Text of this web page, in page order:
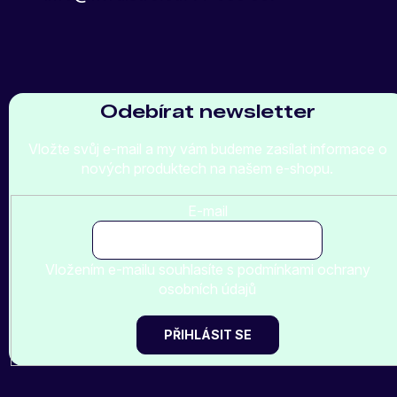
Odebírat newsletter
Vložte svůj e-mail a my vám budeme zasílat informace o
nových produktech na našem e-shopu.
E-mail
Vložením e-mailu souhlasíte s podmínkami ochrany
osobních údajů
PŘIHLÁSIT SE